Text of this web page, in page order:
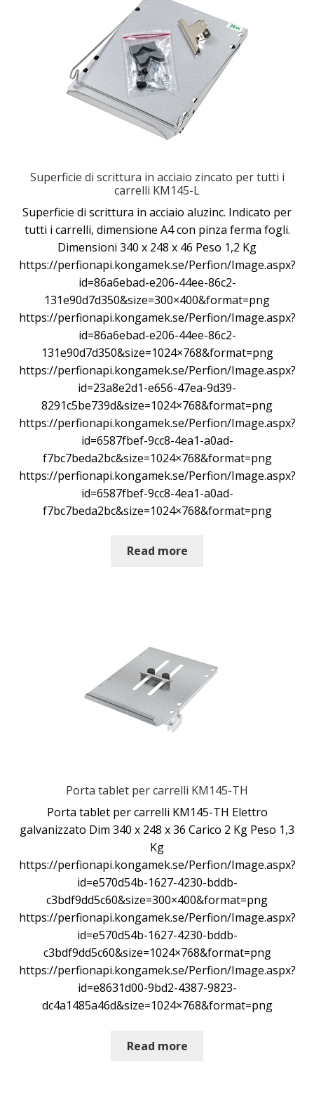
Superficie di scrittura in acciaio zincato per tutti i
carrelli KM145-L
Superficie di scrittura in acciaio aluzinc. Indicato per
tutti i carrelli, dimensione A4 con pinza ferma fogli.
Dimensioni 340 x 248 x 46 Peso 1,2 Kg
https://perfionapi.kongamek.se/Perfion/Image.aspx?
id=86a6ebad-e206-44ee-86c2-
131e90d7d350&size=300×400&format=png
https://perfionapi.kongamek.se/Perfion/Image.aspx?
id=86a6ebad-e206-44ee-86c2-
131e90d7d350&size=1024×768&format=png
https://perfionapi.kongamek.se/Perfion/Image.aspx?
id=23a8e2d1-e656-47ea-9d39-
8291c5be739d&size=1024×768&format=png
https://perfionapi.kongamek.se/Perfion/Image.aspx?
id=6587fbef-9cc8-4ea1-a0ad-
f7bc7beda2bc&size=1024×768&format=png
https://perfionapi.kongamek.se/Perfion/Image.aspx?
id=6587fbef-9cc8-4ea1-a0ad-
f7bc7beda2bc&size=1024×768&format=png
Read more
Porta tablet per carrelli KM145-TH
Porta tablet per carrelli KM145-TH Elettro
galvanizzato Dim 340 x 248 x 36 Carico 2 Kg Peso 1,3
Kg
https://perfionapi.kongamek.se/Perfion/Image.aspx?
id=e570d54b-1627-4230-bddb-
c3bdf9dd5c60&size=300×400&format=png
https://perfionapi.kongamek.se/Perfion/Image.aspx?
id=e570d54b-1627-4230-bddb-
c3bdf9dd5c60&size=1024×768&format=png
https://perfionapi.kongamek.se/Perfion/Image.aspx?
id=e8631d00-9bd2-4387-9823-
dc4a1485a46d&size=1024×768&format=png
Read more